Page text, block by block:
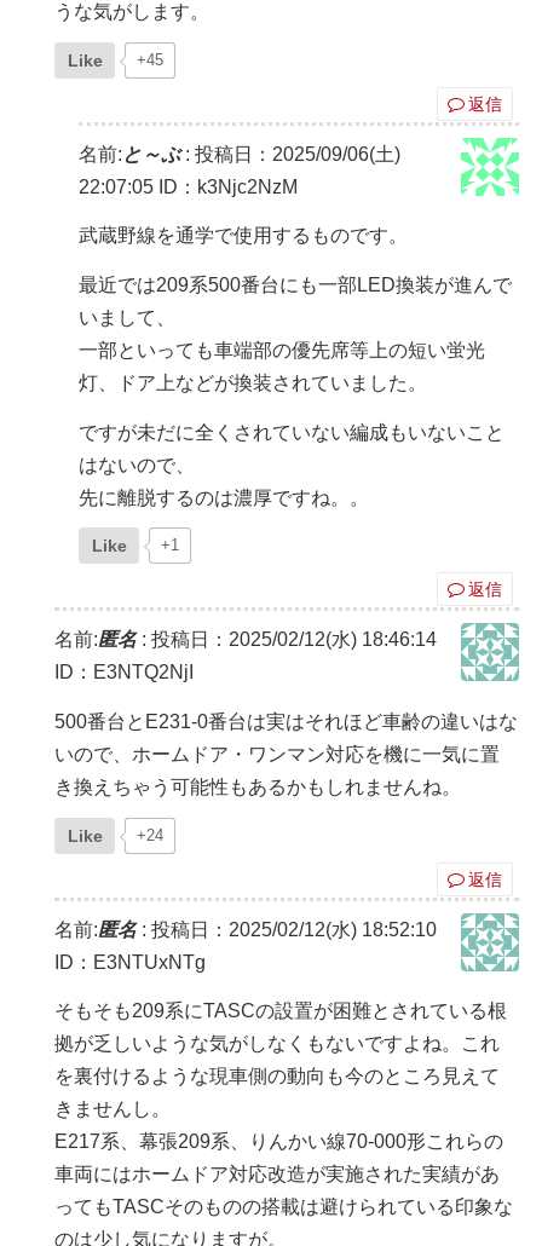
うな気がします。
Like +45
返信
名前: と～ぶ: 投稿日：2025/09/06(土)
22:07:05 ID：k3Njc2NzM
武蔵野線を通学で使用するものです。
最近では209系500番台にも一部LED換装が進んで
いまして、
一部といっても車端部の優先席等上の短い蛍光
灯、ドア上などが換装されていました。
ですが未だに全くされていない編成もいないこと
はないので、
先に離脱するのは濃厚ですね。。
Like +1
返信
名前:匿名: 投稿日：2025/02/12(水) 18:46:14
ID：E3NTQ2NjI
500番台とE231-0番台は実はそれほど車齢の違いはな
いので、ホームドア・ワンマン対応を機に一気に置
き換えちゃう可能性もあるかもしれませんね。
Like +24
返信
名前:匿名: 投稿日：2025/02/12(水) 18:52:10
ID：E3NTUxNTg
そもそも209系にTASCの設置が困難とされている根
拠が乏しいような気がしなくもないですよね。これ
を裏付けるような現車側の動向も今のところ見えて
きませんし。
E217系、幕張209系、りんかい線70-000形これらの
車両にはホームドア対応改造が実施された実績があ
ってもTASCそのものの搭載は避けられている印象な
のは少し気になりますが。